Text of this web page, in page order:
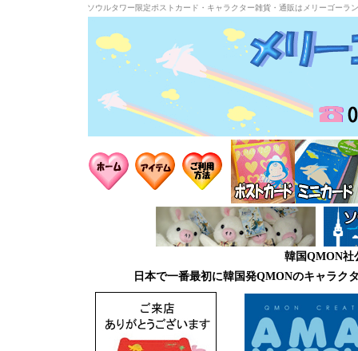
ソウルタワー限定ポストカード・キャラクター雑貨・通販はメリーゴーラ
韓国QMON社
日本で一番最初に韓国発QMONのキャラク